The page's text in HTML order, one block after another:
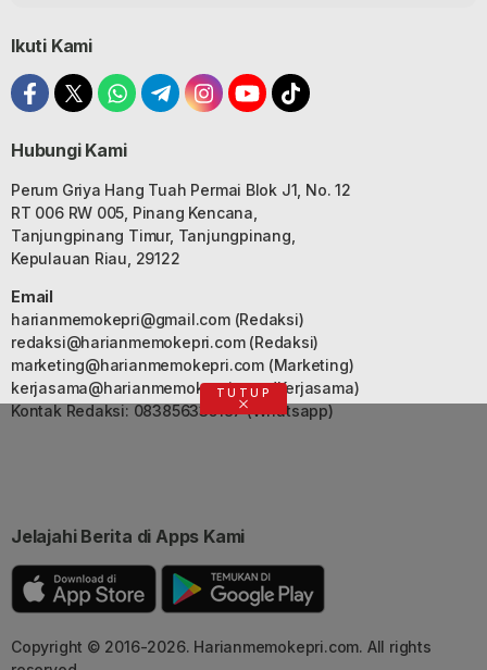
Ikuti Kami
Hubungi Kami
Perum Griya Hang Tuah Permai Blok J1, No. 12
RT 006 RW 005, Pinang Kencana,
Tanjungpinang Timur, Tanjungpinang,
Kepulauan Riau, 29122
Email
harianmemokepri@gmail.com(Redaksi)
redaksi@harianmemokepri.com(Redaksi)
marketing@harianmemokepri.com(Marketing)
kerjasama@harianmemokepri.com(Kerjasama)
Kontak Redaksi: 083856335187 (Whatsapp)
Jelajahi Berita di Apps Kami
Copyright © 2016-2026. Harianmemokepri.com. All rights
TUTUP